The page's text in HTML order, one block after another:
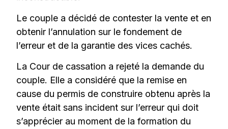
Le couple a décidé de contester la vente et en
obtenir l’annulation sur le fondement de
l’erreur et de la garantie des vices cachés.
La Cour de cassation a rejeté la demande du
couple. Elle a considéré que la remise en
cause du permis de construire obtenu après la
vente était sans incident sur l’erreur qui doit
s’apprécier au moment de la formation du